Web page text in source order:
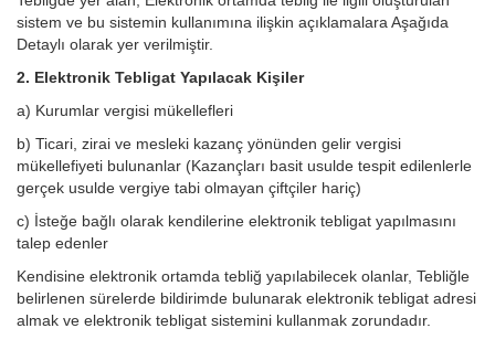
sistem ve bu sistemin kullanımına ilişkin açıklamalara Aşağıda
Detaylı olarak yer verilmiştir.
2. Elektronik Tebligat Yapılacak Kişiler
a) Kurumlar vergisi mükellefleri
b) Ticari, zirai ve mesleki kazanç yönünden gelir vergisi
mükellefiyeti bulunanlar (Kazançları basit usulde tespit edilenlerle
gerçek usulde vergiye tabi olmayan çiftçiler hariç)
c) İsteğe bağlı olarak kendilerine elektronik tebligat yapılmasını
talep edenler
Kendisine elektronik ortamda tebliğ yapılabilecek olanlar, Tebliğle
belirlenen sürelerde bildirimde bulunarak elektronik tebligat adresi
almak ve elektronik tebligat sistemini kullanmak zorundadır.